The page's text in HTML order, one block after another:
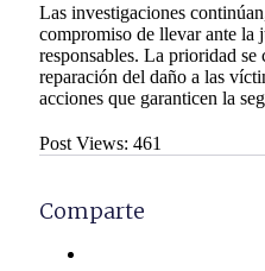
Las investigaciones
compromiso de llevar ante la
responsables. La prioridad se
reparación del daño a las
acciones que garanticen la
Post Views: 461
Comparte